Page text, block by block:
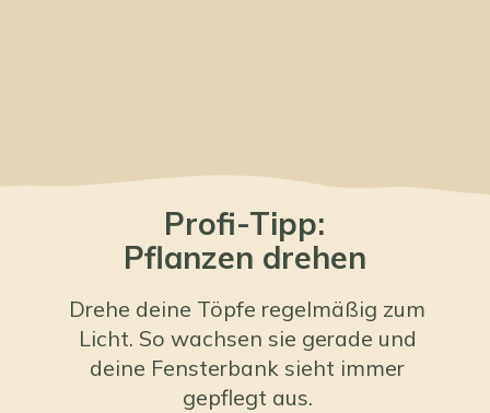
Profi-Tipp:
Pflanzen drehen
Drehe deine Töpfe regelmäßig zum
Licht. So wachsen sie gerade und
deine Fensterbank sieht immer
gepflegt aus.